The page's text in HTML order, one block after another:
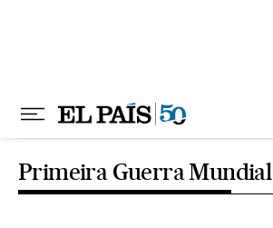
Primeira Guerra Mundial